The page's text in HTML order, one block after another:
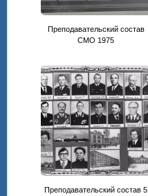
Преподавательский состав
CМО 1975
Преподавательский состав 5